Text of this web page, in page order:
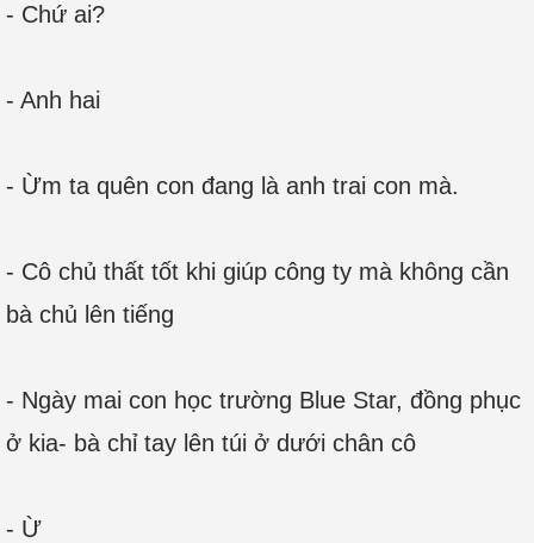
- Chứ ai?
- Anh hai
- Ừm ta quên con đang là anh trai con mà.
- Cô chủ thất tốt khi giúp công ty mà không cần
bà chủ lên tiếng
- Ngày mai con học trường Blue Star, đồng phục
ở kia- bà chỉ tay lên túi ở dưới chân cô
- Ừ